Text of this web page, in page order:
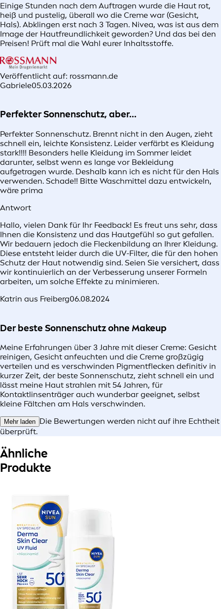
Einige Stunden nach dem Auftragen wurde die Haut rot,
heiß und pustelig, überall wo die Creme war (Gesicht,
Hals). Abklingen erst nach 3 Tagen. Nivea, was ist aus dem
Image der Hautfreundlichkeit geworden? Und das bei den
Preisen! Prüft mal die Wahl eurer Inhaltsstoffe.
Veröffentlicht auf: rossmann.de
Gabriele05.03.2026
Perfekter Sonnenschutz, aber...
Perfekter Sonnenschutz. Brennt nicht in den Augen, zieht
schnell ein, leichte Konsistenz. Leider verfärbt es Kleidung
stark!!!! Besonders helle Kleidung im Sommer leidet
darunter, selbst wenn es lange vor Bekleidung
aufgetragen wurde. Deshalb kann ich es nicht für den Hals
verwenden. Schade!! Bitte Waschmittel dazu entwickeln,
wäre prima
Antwort
Hallo, vielen Dank für Ihr Feedback! Es freut uns sehr, dass
Ihnen die Konsistenz und das Hautgefühl so gut gefallen.
Wir bedauern jedoch die Fleckenbildung an Ihrer Kleidung.
Diese entsteht leider durch die UV-Filter, die für den hohen
Schutz der Haut notwendig sind. Seien Sie versichert, dass
wir kontinuierlich an der Verbesserung unserer Formeln
arbeiten, um solche Effekte zu minimieren.
Katrin aus Freiberg06.08.2024
Der beste Sonnenschutz ohne Makeup
Meine Erfahrungen über 3 Jahre mit dieser Creme: Gesicht
reinigen, Gesicht anfeuchten und die Creme großzügig
verteilen und es verschwinden Pigmentflecken definitiv in
kurzer Zeit, der beste Sonnenschutz, zieht schnell ein und
lässt meine Haut strahlen mit 54 Jahren, für
Kontaktlinsenträger auch wunderbar geeignet, selbst
kleine Fältchen am Hals verschwinden.
Mehr laden Die Bewertungen werden nicht auf ihre Echtheit
überprüft.
Ähnliche
Produkte